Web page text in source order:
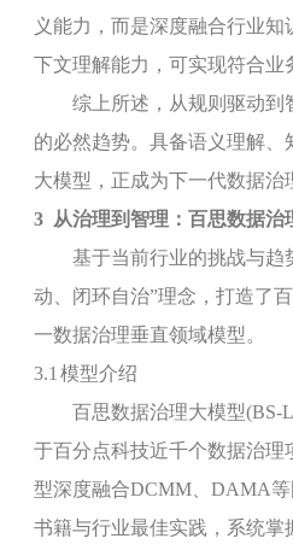
义能力，而是深度融合行业
下文理解能力，可实现符合
综上所述，从规则驱动到
的必然趋势。具备语义理解
大模型，正成为下一代数据治
3 从治理到智理：百思数据治
基于当前行业的挑战与趋
动、闭环自治”理念，打造了
一数据治理垂直领域模型。
3.1 模型介绍
百思数据治理大模型(BS-
于百分点科技近千个数据治
型深度融合DCMM DAMA
书籍与行业最佳实践，系统